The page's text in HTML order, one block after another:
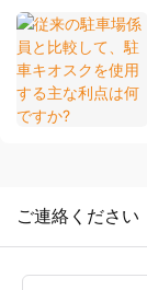
ご連絡ください